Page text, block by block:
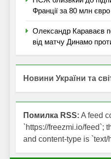
Франції за 80 млн євро
Олександр Караваєв
від матчу Динамо
Новини України та
Помилка RSS: A feed
`https://freezmi.io/feed`;
and content-type is `text/